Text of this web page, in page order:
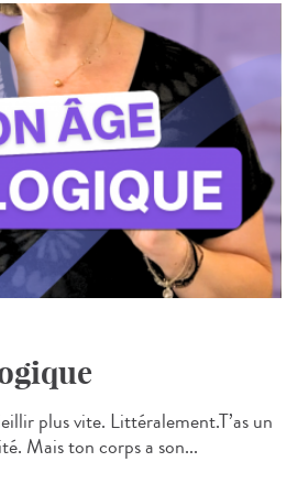
plus vite. Littéralement.T’as un
Mais ton corps a son...